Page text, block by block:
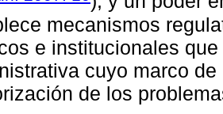
mecanismos
e institucionales
cuyo marco
de los